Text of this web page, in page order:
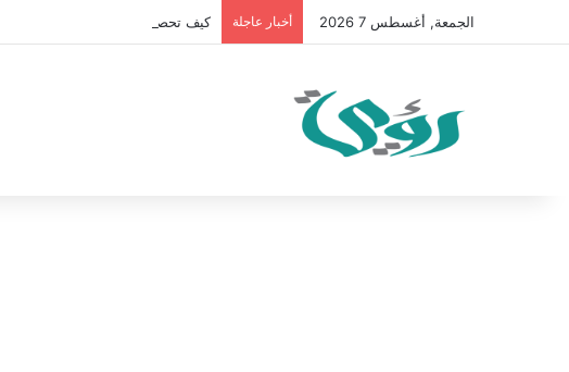
الجمعة, أغسطس 7 2026 أخبار عاجلة كيف تحصل على 100 متابع يوميًا على “انستقرام” في 2026 بدون إعلانات